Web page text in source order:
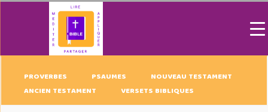
PROVERBES PSAUMES
NOUVEAU TESTAMENT
ANCIEN TESTAMENT
VERSETS BIBLIQUES